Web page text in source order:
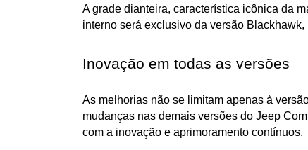
A grade dianteira, característica icônica da
interno será exclusivo da versão
Inovação em todas as versões
As melhorias não se limitam apenas à
mudanças nas demais versões do Jeep
com a inovação e aprimoramento contínuos.